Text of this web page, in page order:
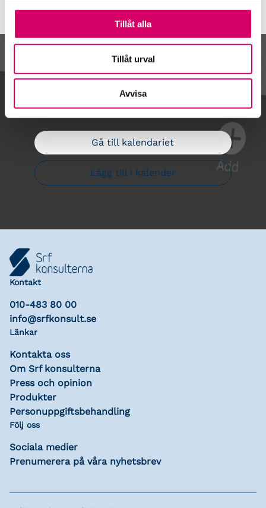
Tillåt alla
Tillåt urval
Avvisa
Gå till kalendariet
Lägg till i kalender
Kontakt
010-483 80 00
info@srfkonsult.se
Länkar
Kontakta oss
Om Srf konsulterna
Press och opinion
Produkter
Personuppgiftsbehandling
Följ oss
Sociala medier
Prenumerera på våra nyhetsbrev